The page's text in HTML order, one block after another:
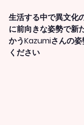
生活する中で異文化
に前向きな姿勢で新
かうKazumiさんの
ください